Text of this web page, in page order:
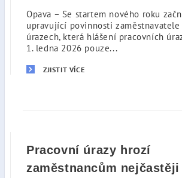
Opava – Se startem nového roku
upravující povinnosti
úrazech, která hlášení pracovních
1. ledna 2026 pouze...
ZJISTIT VÍCE
Pracovní úrazy hrozí
zaměstnancům nejčastěji